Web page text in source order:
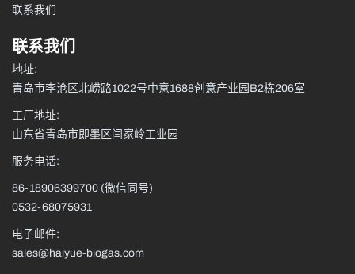
联系我们
联系我们
地址:
青岛市李沧区北崂路1022号中意1688创意产业园B2栋206室
工厂地址:
山东省青岛市即墨区闫家岭工业园
服务电话:
86-18906399700(微信同号)
0532-68075931
电子邮件:
sales@haiyue-biogas.com